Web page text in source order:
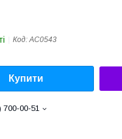
Код:AC0543
Купити
700-00-51